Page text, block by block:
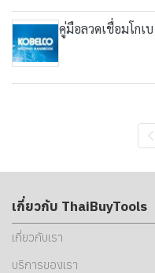
คู่มือลวดเชื่อมโกเบ
เกี่ยวกับ ThaiBuyTools
เกี่ยวกับเรา
บริการของเรา